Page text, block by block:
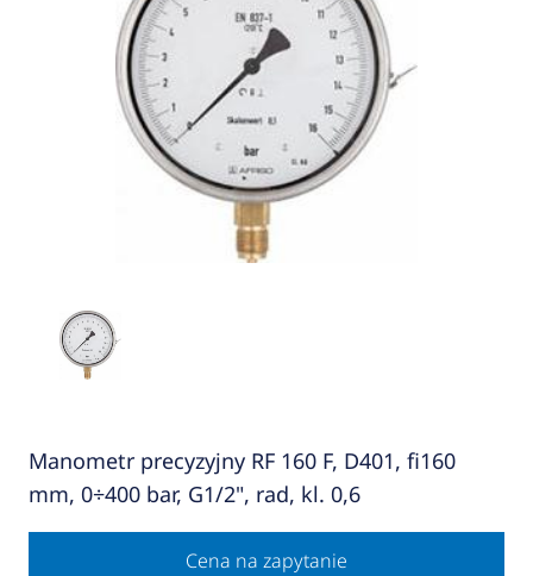
Manometr precyzyjny RF 160 F, D401, fi160
mm, 0÷400 bar, G1/2", rad, kl. 0,6
Cena na zapytanie